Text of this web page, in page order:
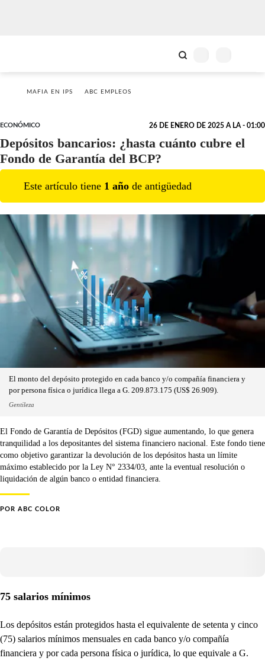
MAFIA EN IPS ABC EMPLEOS
ECONÓMICO 26 DE ENERO DE 2025 A LA - 01:00
Depósitos bancarios: ¿hasta cuánto cubre el
Fondo de Garantía del BCP?
Este artículo tiene 1 año de antigüedad
El monto del depósito protegido en cada banco y/o compañía financiera y
por persona física o jurídica llega a G. 209.873.175 (US$ 26.909).
Gentileza
El Fondo de Garantía de Depósitos (FGD) sigue aumentando, lo que genera
tranquilidad a los depositantes del sistema financiero nacional. Este fondo tiene
como objetivo garantizar la devolución de los depósitos hasta un límite
máximo establecido por la Ley N° 2334/03, ante la eventual resolución o
liquidación de algún banco o entidad financiera.
POR ABC COLOR
75 salarios mínimos
Los depósitos están protegidos hasta el equivalente de setenta y cinco
(75) salarios mínimos mensuales en cada banco y/o compañía
financiera y por cada persona física o jurídica, lo que equivale a G.